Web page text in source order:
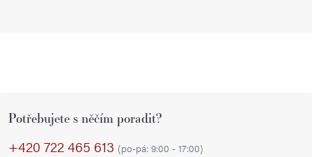
Potřebujete s něčím poradit?
+420 722 465 613 (po-pá: 9:00 - 17:00)